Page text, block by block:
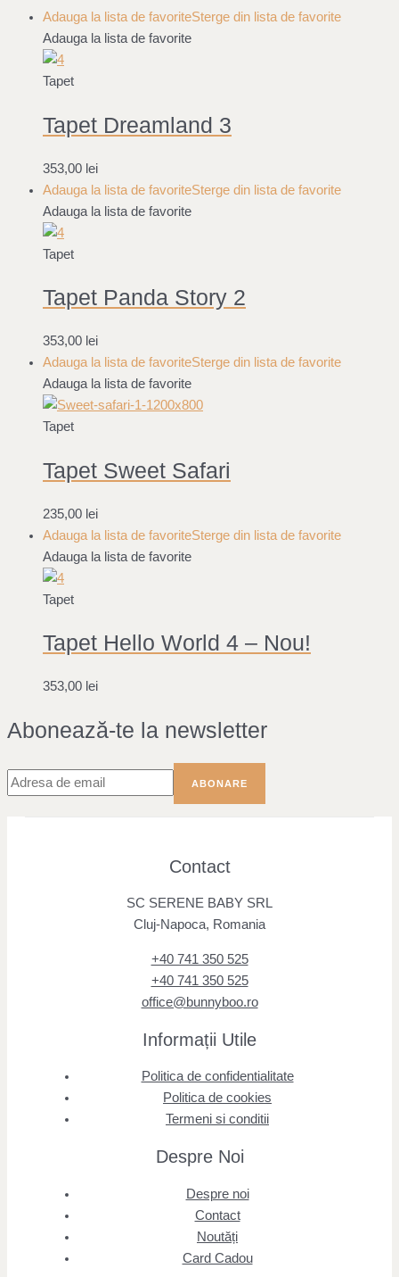
Adauga la lista de favoriteSterge din lista de favorite
Adauga la lista de favorite
Tapet
Tapet Dreamland 3
353,00 lei
Adauga la lista de favoriteSterge din lista de favorite
Adauga la lista de favorite
Tapet
Tapet Panda Story 2
353,00 lei
Adauga la lista de favoriteSterge din lista de favorite
Adauga la lista de favorite
Tapet
Tapet Sweet Safari
235,00 lei
Adauga la lista de favoriteSterge din lista de favorite
Adauga la lista de favorite
Tapet
Tapet Hello World 4 – Nou!
353,00 lei
Abonează-te la newsletter
Contact
SC SERENE BABY SRL
Cluj-Napoca, Romania
+40 741 350 525
+40 741 350 525
office@bunnyboo.ro
Informații Utile
Politica de confidentialitate
Politica de cookies
Termeni si conditii
Despre Noi
Despre noi
Contact
Noutăți
Card Cadou